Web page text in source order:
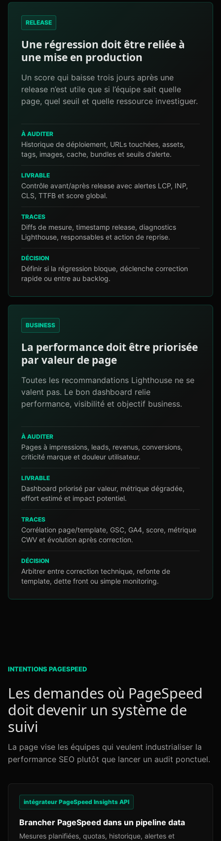
RELEASE
Une régression doit être reliée à
une mise en production
Un score qui baisse trois jours après une
release n’est utile que si l’équipe sait quelle
page, quel seuil et quelle ressource investiguer.
À AUDITER
Historique de déploiement, URLs touchées, assets,
tags, images, cache, bundles et seuils d’alerte.
LIVRABLE
Contrôle avant/après release avec alertes LCP, INP,
CLS, TTFB et score global.
TRACES
Diffs de mesure, timestamp release, diagnostics
Lighthouse, responsables et action de reprise.
DÉCISION
Définir si la régression bloque, déclenche correction
rapide ou entre au backlog.
BUSINESS
La performance doit être priorisée
par valeur de page
Toutes les recommandations Lighthouse ne se
valent pas. Le bon dashboard relie
performance, visibilité et objectif business.
À AUDITER
Pages à impressions, leads, revenus, conversions,
criticité marque et douleur utilisateur.
LIVRABLE
Dashboard priorisé par valeur, métrique dégradée,
effort estimé et impact potentiel.
TRACES
Corrélation page/template, GSC, GA4, score, métrique
CWV et évolution après correction.
DÉCISION
Arbitrer entre correction technique, refonte de
template, dette front ou simple monitoring.
INTENTIONS PAGESPEED
Les demandes où PageSpeed
doit devenir un système de
suivi
La page vise les équipes qui veulent industrialiser la
performance SEO plutôt que lancer un audit ponctuel.
intégrateur PageSpeed Insights API
Brancher PageSpeed dans un pipeline data
Mesures planifiées, quotas, historique, alertes et